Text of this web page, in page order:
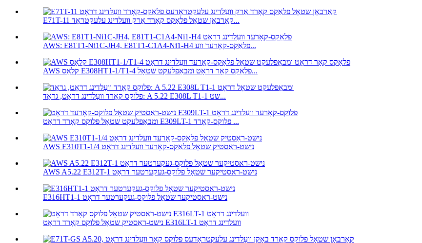
E71T-11 קאַרבאָן שטאָל פלאַקס קאָרד אַרק וועלדינג עלעקטראָד...
AWS: E81T1-Ni1C-JH4, E81T1-C1A4-Ni1-H4 פלאַקס-קאָרעד ווע...
AWS קלאַס E308HT1-1/T1-4 פלאַקס קאָר דראָט ומבאַפלעקט שטאָל...
פלוקס קאָרד וועַלדינג דראָט, גראַד: A 5.22 E308L T1-1 שט...
ומבאַפלעקט שטאָל פלוקס קאָרד דראָט E309LT-1 פלוקס-קאָרד ...
AWS E310T1-1/4 נישט-ראַסטיק שטאָל פלאַקס-קאָרעד וועלדינג דראָט
AWS A5.22 E312T-1 נישט-ראסטיקער שטאָל פלוקס-געקערטער דראָט
E316HT1-1 נישט-ראסטיקער שטאָל פלוקס-געקערטער דראָט
נישט-ראַסטיק שטאָל פלוקס קאָרד דראָט E316LT-1 וועלדינג דראָט